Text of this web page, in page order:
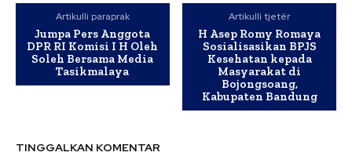
Artikulli paraprak
Jumpa Pers Anggota
DPR RI Komisi I H Oleh
Soleh Bersama Media
Tasikmalaya
Artikulli tjetër
H Asep Romy Romaya
Sosialisasikan BPJS
Kesehatan kepada
Masyarakat di
Bojongsoang,
Kabupaten Bandung
TINGGALKAN KOMENTAR